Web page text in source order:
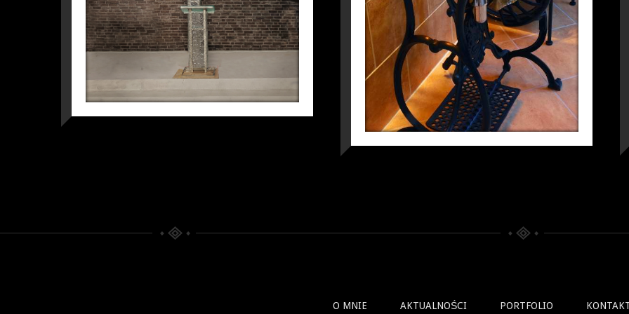
O MNIE AKTUALNOŚCI PORTFOLIO